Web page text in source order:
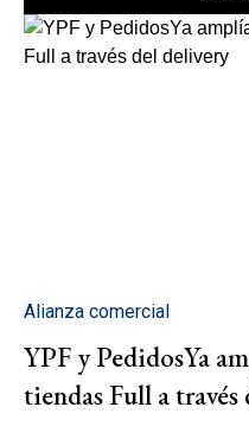
Alianza comercial
YPF y PedidosYa
tiendas Full a